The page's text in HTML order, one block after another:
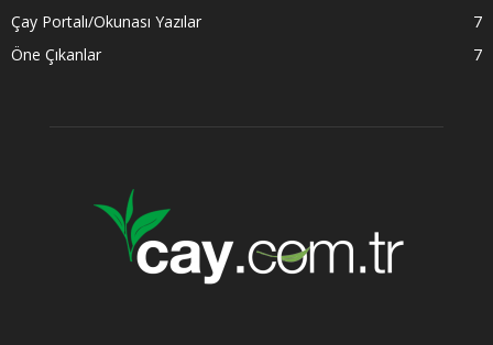
Çay Portalı/Okunası Yazılar
7
Öne Çıkanlar
7